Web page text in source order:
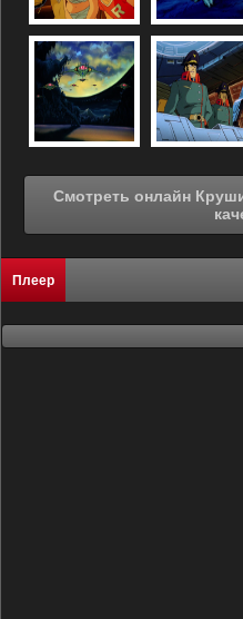
Смотреть онлайн Крушила Джо (1983) в хорошем
Плеер